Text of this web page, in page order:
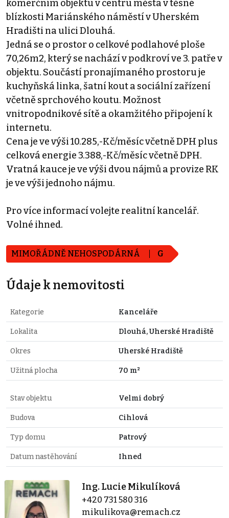
komerčním objektu v centru města v těsné
blízkosti Mariánského náměstí v Uherském
Hradišti na ulici Dlouhá.
Jedná se o prostor o celkové podlahové ploše
70,26m2, který se nachází v podkroví ve 3. patře v
objektu. Součástí pronajímaného prostoru je
kuchyňská linka, šatní kout a sociální zařízení
včetně sprchového koutu. Možnost
vnitropodnikové sítě a okamžitého připojení k
internetu.
Cena je ve výši 10.285,-Kč/měsíc včetně DPH plus
celková energie 3.388,-Kč/měsíc včetně DPH.
Vratná kauce je ve výši dvou nájmů a provize RK
je ve výši jednoho nájmu.
Pro více informací volejte realitní kancelář.
Volné ihned.
MIMOŘÁDNĚ NEHOSPODÁRNÁ G
Údaje k nemovitosti
Kategorie Kanceláře
Lokalita Dlouhá, Uherské Hradiště
Okres Uherské Hradiště
Užitná plocha 70 m²
Stav objektu Velmi dobrý
Budova Cihlová
Typ domu Patrový
Datum nastěhování Ihned
Ing. Lucie Mikulíková
+420 731 580 316
mikulikova@remach.cz